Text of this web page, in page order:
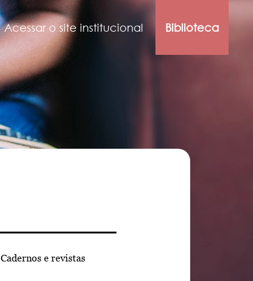
Acessar o site institucional Biblioteca
Cadernos e revistas